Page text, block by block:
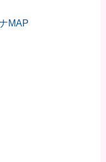
MAP